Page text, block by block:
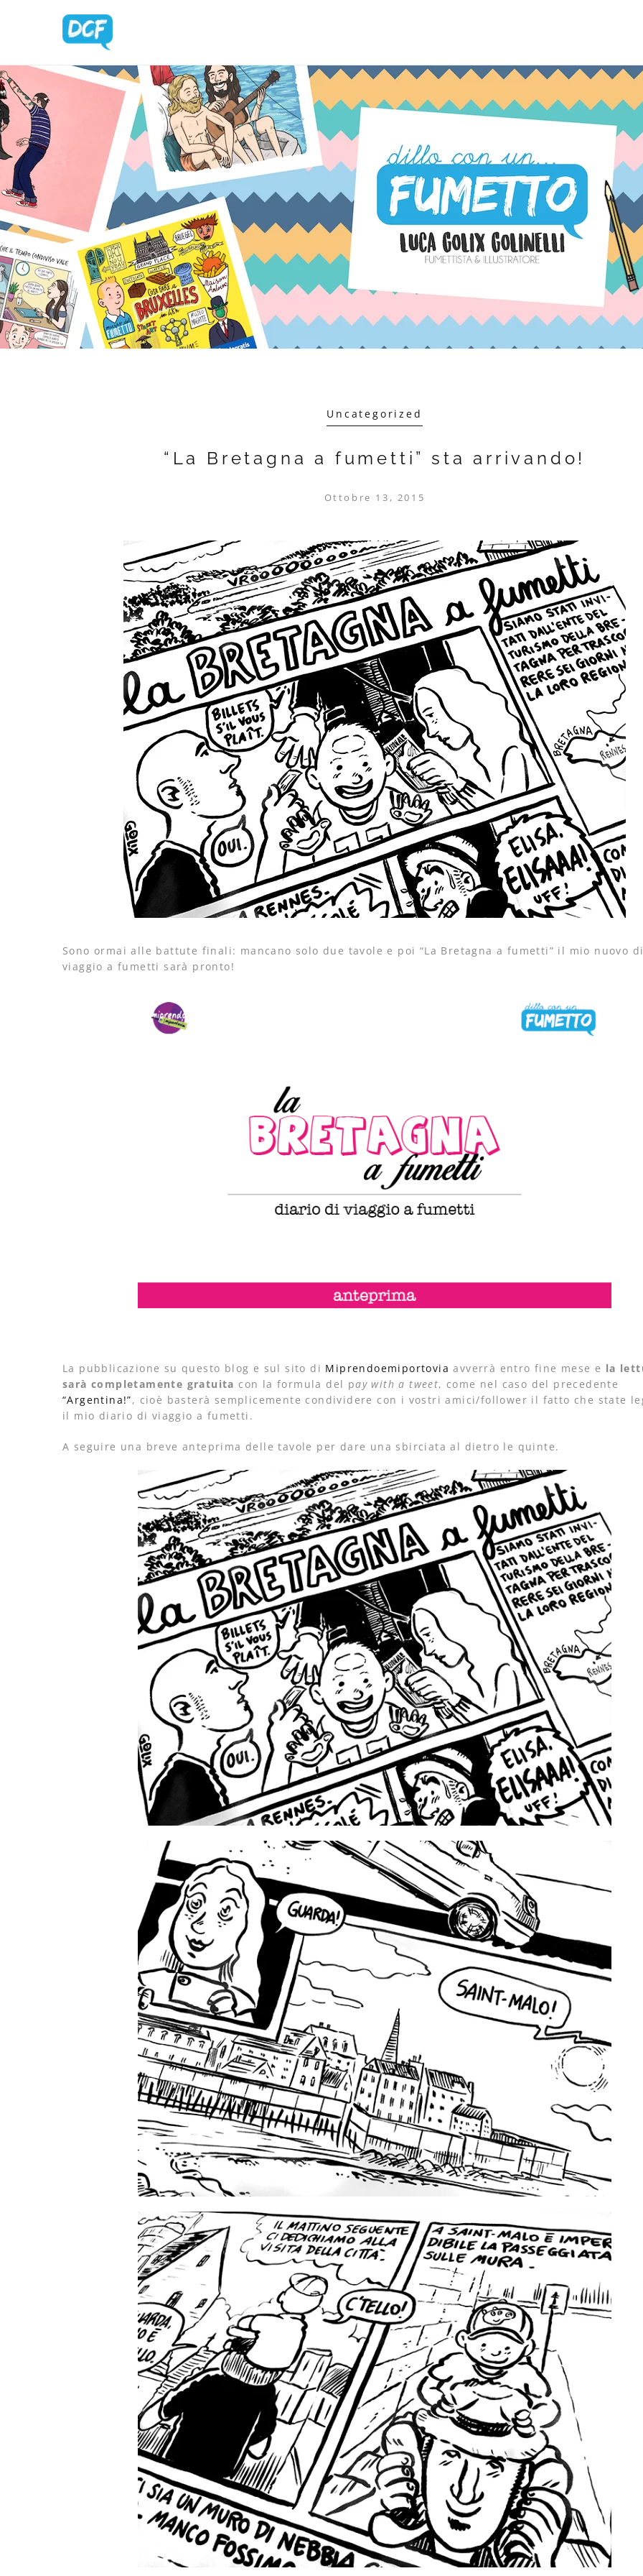
TAG:BRETAGNA
Uncategorized
“La Bretagna a fumetti” sta arrivando!
Ottobre 13, 2015
Sono ormai alle battute finali: mancano solo due tavole e poi “La Bretagna a fumetti” il mio nuovo
viaggio a fumetti sarà pronto!
La pubblicazione su questo blog e sul sito di Miprendoemiportovia avverrà entro fine mese e la
sarà completamente gratuita con la formula del pay with a tweet, come nel caso del precedente
“Argentina!”, cioè basterà semplicemente condividere con i vostri amici/follower il fatto che state
il mio diario di viaggio a fumetti.
A seguire una breve anteprima delle tavole per dare una sbirciata al dietro le quinte.